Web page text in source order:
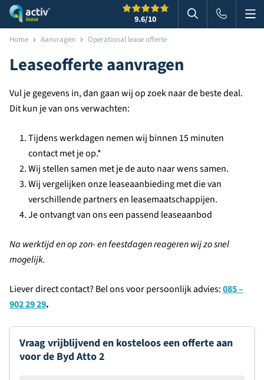
9.6/10 Zoeken in
Home Aanvragen Operational lease offerte
Leaseofferte aanvragen
Vul je gegevens in, dan gaan wij op zoek naar de beste deal.
Dit kun je van ons verwachten:
Tijdens werkdagen nemen wij binnen 15 minuten
contact met je op.*
Wij stellen samen met je de auto naar wens samen.
Wij vergelijken onze leaseaanbieding met die van
verschillende partners en leasemaatschappijen.
Je ontvangt van ons een passend leaseaanbod
Na werktijd en op zon- en feestdagen reageren wij zo snel
mogelijk.
Liever direct contact? Bel ons voor persoonlijk advies:085 –
902 29 29.
Vraag vrijblijvend en kosteloos een offerte aan
voor de Byd Atto 2